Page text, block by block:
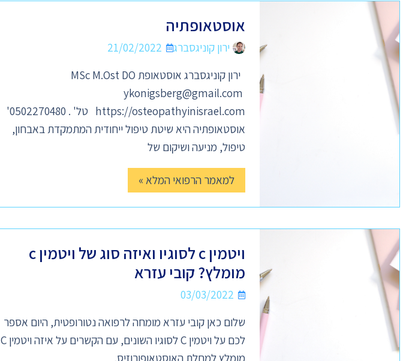
אוסטאופתיה
ירון קוניגסברג
21/02/2022
ירון קוניגסברג אוסטאופת MSc M.Ost DO
ykonigsberg@gmail.com
https://osteopathyinisrael.com טל' . 0502270480'
אוסטאופתיה היא שיטת טיפול ייחודית המתמקדת באבחון,
טיפול, מניעה ושיקום של
למאמר הרפואי המלא »
ויטמין c לסוגיו ואיזה סוג של ויטמין c
מומלץ? קובי עזרא
03/03/2022
שלום כאן קובי עזרא מומחה לרפואה נטורופטית, היום אספר
לכם על ויטמין C לסוגיו השונים, עם הקשרים על איזה ויטמין C
מומלץ למחלת האוסטאופורוזיס,